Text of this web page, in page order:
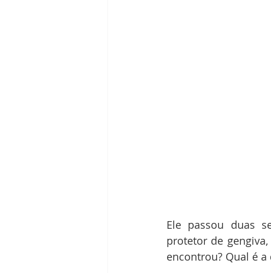
Ele passou duas
protetor de
encontrou? Qual é